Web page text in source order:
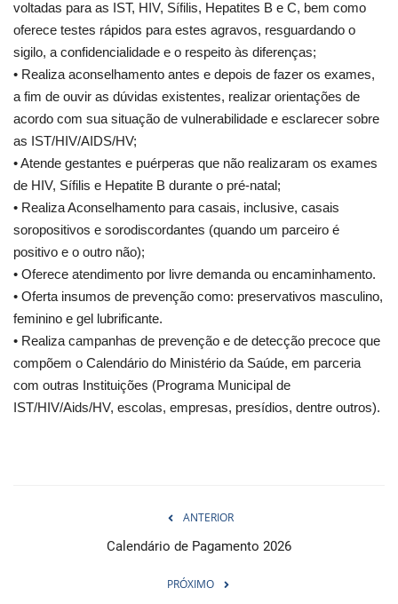
voltadas para as IST, HIV, Sífilis, Hepatites B e C, bem como
oferece testes rápidos para estes agravos, resguardando o
sigilo, a confidencialidade e o respeito às diferenças;
• Realiza aconselhamento antes e depois de fazer os exames,
a fim de ouvir as dúvidas existentes, realizar orientações de
acordo com sua situação de vulnerabilidade e esclarecer sobre
as IST/HIV/AIDS/HV;
• Atende gestantes e puérperas que não realizaram os exames
de HIV, Sífilis e Hepatite B durante o pré-natal;
• Realiza Aconselhamento para casais, inclusive, casais
soropositivos e sorodiscordantes (quando um parceiro é
positivo e o outro não);
• Oferece atendimento por livre demanda ou encaminhamento.
• Oferta insumos de prevenção como: preservativos masculino,
feminino e gel lubrificante.
• Realiza campanhas de prevenção e de detecção precoce que
compõem o Calendário do Ministério da Saúde, em parceria
com outras Instituições (Programa Municipal de
IST/HIV/Aids/HV, escolas, empresas, presídios, dentre outros).
ANTERIOR
Calendário de Pagamento 2026
PRÓXIMO